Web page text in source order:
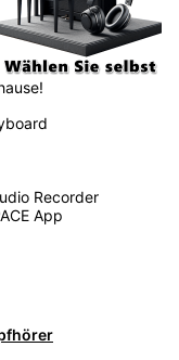
Recorder
App